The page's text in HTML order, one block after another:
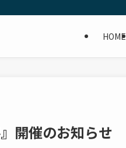
HOME
開催のお知らせ